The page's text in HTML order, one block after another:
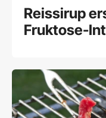
Reissirup
Fruktose-